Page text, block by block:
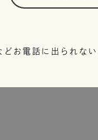
お電話に出られな